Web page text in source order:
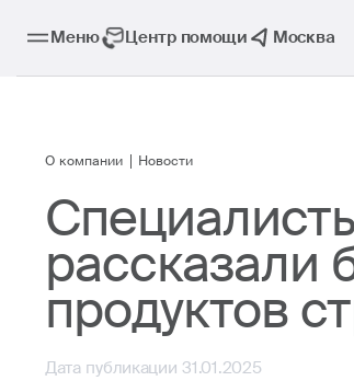
Меню Центр помощи Москва
О компании Новости
рассказали
продуктов
Дата публикации 31.01.2025